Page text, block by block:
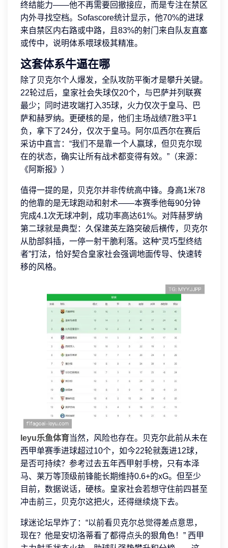
终结能力——他不再需要回撤接应，而是专注在禁区
内外寻找空档。Sofascore统计显示，他70%的进球
来自禁区内右路或中路，且83%的射门来自队友直塞
或传中，说明体系喂球极其精准。
这套体系牛逼在哪
除了贝克尔个人爆发，全队攻防平衡才是攀升关键。
22轮过后，皇家社会失球仅20个，与巴萨并列联赛
最少；同时进攻端打入35球，火力仅次于皇马、巴
萨和赫罗纳。更硬核的是，他们主场战绩7胜3平1
负，拿下了24分，仅次于皇马。阿尔瓜西尔在赛后
采访中直言：“我们不是靠一个人赢球，但贝克尔现
在的状态，确实让所有战术都变得有效。”（来源：
《阿斯报》）
值得一提的是，贝克尔并非传统高中锋。身高1米78
的他靠的是无球跑动和射术——本赛季他每90分钟
完成4.1次无球冲刺，成功率高达61%。对阵赫罗纳
第二球就是典型：久保建英左路突破后横传，贝克尔
从肋部斜插，一停一射干脆利落。这种“灵巧型终结
者”打法，恰好契合皇家社会强调地面传导、快速转
移的风格。
leyu乐鱼体育当然，风险也存在。贝克尔此前从未在
西甲单赛季进球超过10个，如今22轮就轰进12球，
是否可持续？参考过去五年西甲射手榜，只有本泽
马、莱万等顶级前锋能长期维持0.6+的xG。但至少
目前，数据说话，硬核。皇家社会若想守住前四甚至
冲击前三，贝克尔这把火，还得继续烧下去。
球迷论坛早炸了：“以前看贝克尔总觉得差点意思，
现在？他是安切洛蒂看了都得点头的狠角色！” 西甲